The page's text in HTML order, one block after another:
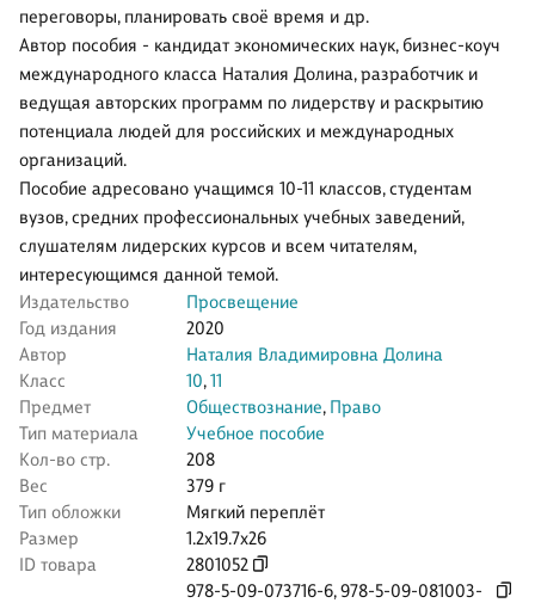
переговоры, планировать своё время и др.
Автор пособия - кандидат экономических наук, бизнес-коуч
международного класса Наталия Долина, разработчик и
ведущая авторских программ по лидерству и раскрытию
потенциала людей для российских и международных
организаций.
Пособие адресовано учащимся 10-11 классов, студентам
вузов, средних профессиональных учебных заведений,
слушателям лидерских курсов и всем читателям,
интересующимся данной темой.
Издательство
Просвещение
Год издания
2020
Автор
Наталия Владимировна Долина
Класс
10,11
Предмет
Обществознание, Право
Тип материала
Учебное пособие
Кол-во стр.
208
Вес
379 г
Тип обложки
Мягкий переплёт
Размер
1.2x19.7x26
ID товара
2801052
978-5-09-073716-6,978-5-09-081003-